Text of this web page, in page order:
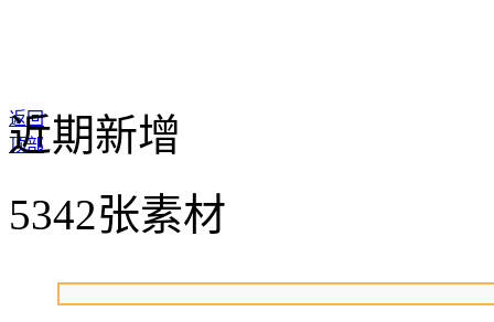
返回
顶部
近期新增
5342张素材